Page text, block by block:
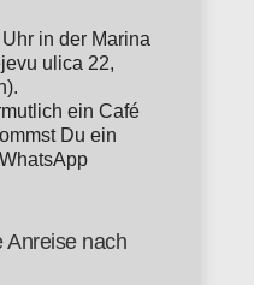
in der Marina
ulica 22,
ein Café
Du ein
Anreise nach